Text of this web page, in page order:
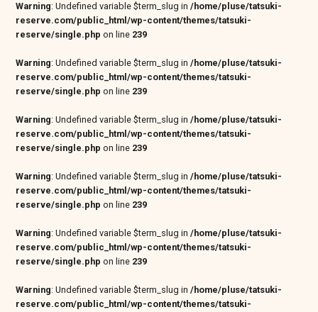
Warning: Undefined variable $term_slug in/home/pluse/tatsuki-
reserve.com/public_html/wp-content/themes/tatsuki-
reserve/single.php on line 239
Warning: Undefined variable $term_slug in/home/pluse/tatsuki-
reserve.com/public_html/wp-content/themes/tatsuki-
reserve/single.php on line 239
Warning: Undefined variable $term_slug in/home/pluse/tatsuki-
reserve.com/public_html/wp-content/themes/tatsuki-
reserve/single.php on line 239
Warning: Undefined variable $term_slug in/home/pluse/tatsuki-
reserve.com/public_html/wp-content/themes/tatsuki-
reserve/single.php on line 239
Warning: Undefined variable $term_slug in/home/pluse/tatsuki-
reserve.com/public_html/wp-content/themes/tatsuki-
reserve/single.php on line 239
Warning: Undefined variable $term_slug in/home/pluse/tatsuki-
reserve.com/public_html/wp-content/themes/tatsuki-